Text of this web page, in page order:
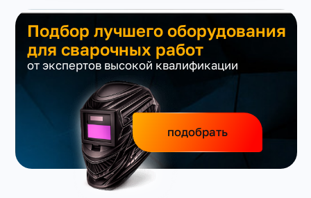
Подбор лучшего оборудования
для сварочных работ
от экспертов высокой квалификации
подобрать